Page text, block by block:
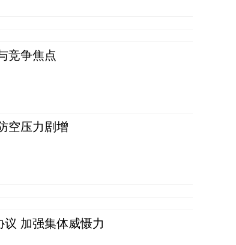
竞争焦点
空压力剧增
加强集体威慑力